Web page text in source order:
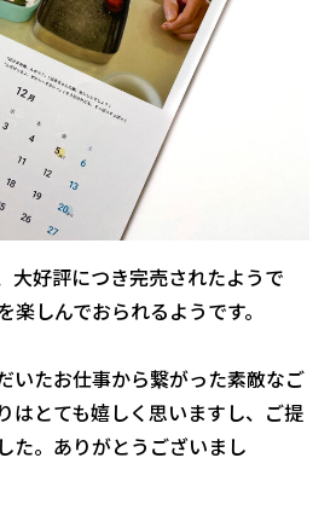
大好評につき完売されたようで
楽しんでおられるようです。
いたお仕事から繋がった素敵なご
はとても嬉しく思いますし、ご提
た。ありがとうございまし